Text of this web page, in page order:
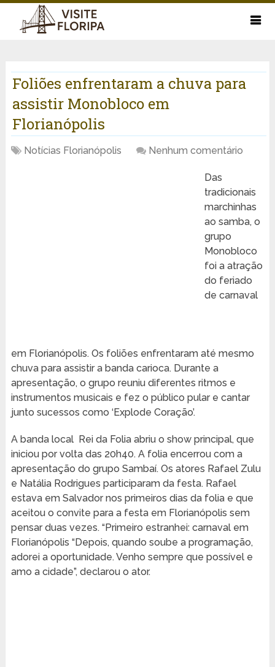
Foliões enfrentaram a chuva para
assistir Monobloco em
Florianópolis
Notícias Florianópolis Nenhum comentário
Das
tradicionais
marchinhas
ao samba, o
grupo
Monobloco
foi a atração
do feriado
de carnaval
em Florianópolis. Os foliões enfrentaram até mesmo
chuva para assistir a banda carioca. Durante a
apresentação, o grupo reuniu diferentes ritmos e
instrumentos musicais e fez o público pular e cantar
junto sucessos como ‘Explode Coração’.
A banda local Rei da Folia abriu o show principal, que
iniciou por volta das 20h40. A folia encerrou com a
apresentação do grupo Sambaí. Os atores Rafael Zulu
e Natália Rodrigues participaram da festa. Rafael
estava em Salvador nos primeiros dias da folia e que
aceitou o convite para a festa em Florianópolis sem
pensar duas vezes. “Primeiro estranhei: carnaval em
Florianópolis “Depois, quando soube a programação,
adorei a oportunidade. Venho sempre que possível e
amo a cidade”, declarou o ator.